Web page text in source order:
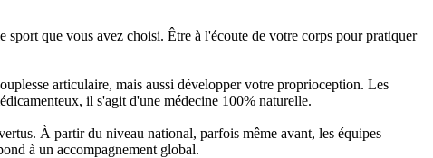
sport que vous avez choisi. Être à l'écoute de votre corps pour pratiquer
articulaire, mais aussi développer votre proprioception. Les
il s'agit d'une médecine 100% naturelle.
À partir du niveau national, parfois même avant, les équipes
à un accompagnement global.